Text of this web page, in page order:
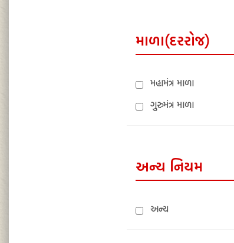
માળા(દરરોજ)
મહામંત્ર માળા
ગુરુમંત્ર માળા
અન્ય નિયમ
અન્ય